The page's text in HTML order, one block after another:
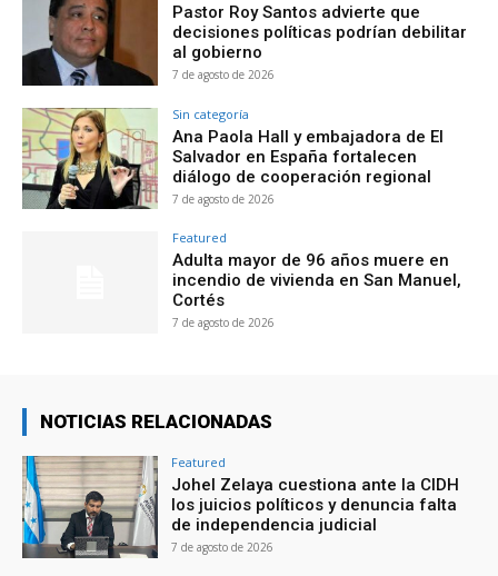
Pastor Roy Santos advierte que
decisiones políticas podrían debilitar
al gobierno
7 de agosto de 2026
Sin categoría
Ana Paola Hall y embajadora de El
Salvador en España fortalecen
diálogo de cooperación regional
7 de agosto de 2026
Featured
Adulta mayor de 96 años muere en
incendio de vivienda en San Manuel,
Cortés
7 de agosto de 2026
NOTICIAS RELACIONADAS
Featured
Johel Zelaya cuestiona ante la CIDH
los juicios políticos y denuncia falta
de independencia judicial
7 de agosto de 2026